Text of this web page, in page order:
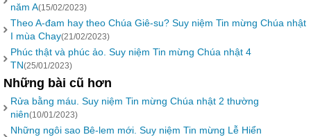
năm A(15/02/2023)
Theo A-đam hay theo Chúa Giê-su? Suy niệm Tin mừng Chúa nhật
I mùa Chay(21/02/2023)
Phúc thật và phúc ảo. Suy niệm Tin mừng Chúa nhật 4
TN(25/01/2023)
Những bài cũ hơn
Rửa bằng máu. Suy niệm Tin mừng Chúa nhật 2 thường
niên(10/01/2023)
Những ngôi sao Bê-lem mới. Suy niệm Tin mừng Lễ Hiển